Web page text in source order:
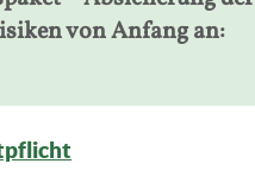
von Anfang an: